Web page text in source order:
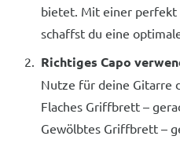
bietet. Mit einer
schaffst du eine
Richtiges Capo
Nutze für deine Gitarre
Flaches Griffbrett –
Gewölbtes Griffbrett –